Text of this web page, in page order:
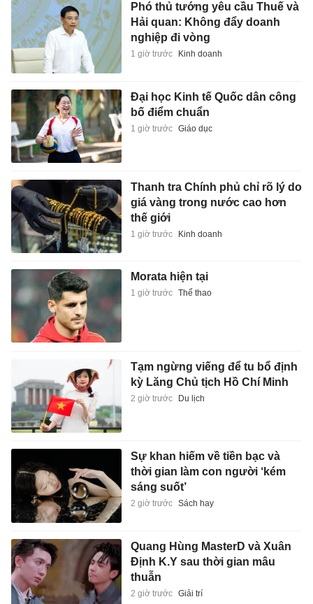
Phó thủ tướng yêu cầu Thuế và
Hải quan: Không đẩy doanh
nghiệp đi vòng
1 giờ trước Kinh doanh
Đại học Kinh tế Quốc dân công
bố điểm chuẩn
1 giờ trước Giáo dục
Thanh tra Chính phủ chỉ rõ lý do
giá vàng trong nước cao hơn
thế giới
1 giờ trước Kinh doanh
Morata hiện tại
1 giờ trước Thể thao
Tạm ngừng viếng để tu bổ định
kỳ Lăng Chủ tịch Hồ Chí Minh
2 giờ trước Du lịch
Sự khan hiếm về tiền bạc và
thời gian làm con người ‘kém
sáng suốt’
2 giờ trước Sách hay
Quang Hùng MasterD và Xuân
Định K.Y sau thời gian mâu
thuẫn
2 giờ trước Giải trí